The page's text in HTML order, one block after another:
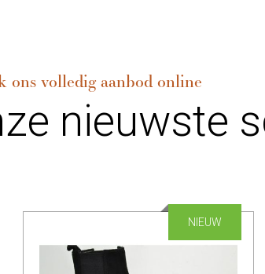
ons volledig aanbod online
nieuwste
NIEUW